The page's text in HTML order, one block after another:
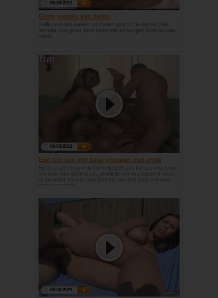
06-03-2021
Grote joekels van tieten
Geile snol met joekels van tieten gaat uit de kleren. Niet
normaal hoe groot deze tieten zijn ze hangen bijna op haar
navel.
06-03-2021
Een trio sex met twee vrouwen met grote
tieten
Het is of een droom uit komt hij heeft een trio sex met twee
vrouwen met grote tieten, terwijl de een mastubeerd neukt
hij de ander hard en diep.Een trio sex met twee vrouwen
06-03-2021